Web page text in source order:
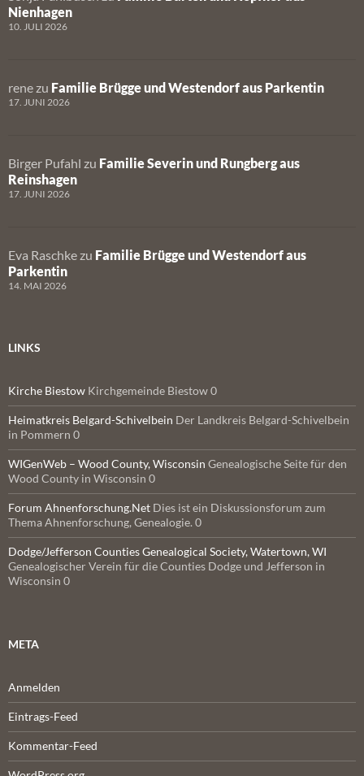
Nienhagen
10. JULI 2026
rene zu Familie Brügge und Westendorf aus Parkentin
17. JUNI 2026
Birger Pufahl zu Familie Severin und Rungberg aus
Reinshagen
17. JUNI 2026
Eva Raschke zu Familie Brügge und Westendorf aus
Parkentin
14. MAI 2026
LINKS
Kirche Biestow Kirchgemeinde Biestow 0
Heimatkreis Belgard-Schivelbein Der Landkreis Belgard-Schivelbein
in Pommern 0
WIGenWeb – Wood County, Wisconsin Genealogische Seite für den
Wood County in Wisconsin 0
Forum Ahnenforschung.Net Dies ist ein Diskussionsforum zum
Thema Ahnenforschung, Genealogie. 0
Dodge/Jefferson Counties Genealogical Society, Watertown, WI
Genealogischer Verein für die Counties Dodge und Jefferson in
Wisconsin 0
META
Anmelden
Eintrags-Feed
Kommentar-Feed